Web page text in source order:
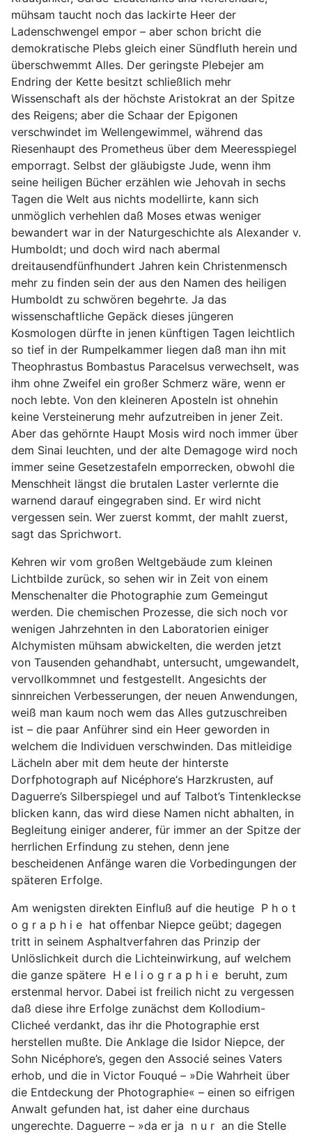
mühsam taucht noch das lackirte Heer der
Ladenschwengel empor – aber schon bricht die
demokratische Plebs gleich einer Sündfluth herein und
überschwemmt Alles. Der geringste Plebejer am
Endring der Kette besitzt schließlich mehr
Wissenschaft als der höchste Aristokrat an der Spitze
des Reigens; aber die Schaar der Epigonen
verschwindet im Wellengewimmel, während das
Riesenhaupt des Prometheus über dem Meeresspiegel
emporragt. Selbst der gläubigste Jude, wenn ihm
seine heiligen Bücher erzählen wie Jehovah in sechs
Tagen die Welt aus nichts modellirte, kann sich
unmöglich verhehlen daß Moses etwas weniger
bewandert war in der Naturgeschichte als Alexander v.
Humboldt; und doch wird nach abermal
dreitausendfünfhundert Jahren kein Christenmensch
mehr zu finden sein der aus den Namen des heiligen
Humboldt zu schwören begehrte. Ja das
wissenschaftliche Gepäck dieses jüngeren
Kosmologen dürfte in jenen künftigen Tagen leichtlich
so tief in der Rumpelkammer liegen daß man ihn mit
Theophrastus Bombastus Paracelsus verwechselt, was
ihm ohne Zweifel ein großer Schmerz wäre, wenn er
noch lebte. Von den kleineren Aposteln ist ohnehin
keine Versteinerung mehr aufzutreiben in jener Zeit.
Aber das gehörnte Haupt Mosis wird noch immer über
dem Sinai leuchten, und der alte Demagoge wird noch
immer seine Gesetzestafeln emporrecken, obwohl die
Menschheit längst die brutalen Laster verlernte die
warnend darauf eingegraben sind. Er wird nicht
vergessen sein. Wer zuerst kommt, der mahlt zuerst,
sagt das Sprichwort.
Kehren wir vom großen Weltgebäude zum kleinen
Lichtbilde zurück, so sehen wir in Zeit von einem
Menschenalter die Photographie zum Gemeingut
werden. Die chemischen Prozesse, die sich noch vor
wenigen Jahrzehnten in den Laboratorien einiger
Alchymisten mühsam abwickelten, die werden jetzt
von Tausenden gehandhabt, untersucht, umgewandelt,
vervollkommnet und festgestellt. Angesichts der
sinnreichen Verbesserungen, der neuen Anwendungen,
weiß man kaum noch wem das Alles gutzuschreiben
ist – die paar Anführer sind ein Heer geworden in
welchem die Individuen verschwinden. Das mitleidige
Lächeln aber mit dem heute der hinterste
Dorfphotograph auf Nicéphore‘s Harzkrusten, auf
Daguerre’s Silberspiegel und auf Talbot’s Tintenkleckse
blicken kann, das wird diese Namen nicht abhalten, in
Begleitung einiger anderer, für immer an der Spitze der
herrlichen Erfindung zu stehen, denn jene
bescheidenen Anfänge waren die Vorbedingungen der
späteren Erfolge.
Am wenigsten direkten Einfluß auf die heutige P h o t
o g r a p h i e hat offenbar Niepce geübt; dagegen
tritt in seinem Asphaltverfahren das Prinzip der
Unlöslichkeit durch die Lichteinwirkung, auf welchem
die ganze spätere H e l i o g r a p h i e beruht, zum
erstenmal hervor. Dabei ist freilich nicht zu vergessen
daß diese ihre Erfolge zunächst dem Kollodium-
Clicheé verdankt, das ihr die Photographie erst
herstellen mußte. Die Anklage die Isidor Niepce, der
Sohn Nicéphore’s, gegen den Associé seines Vaters
erhob, und die in Victor Fouqué – »Die Wahrheit über
die Entdeckung der Photographie« – einen so eifrigen
Anwalt gefunden hat, ist daher eine durchaus
ungerechte. Daguerre – »da er ja n u r an die Stelle